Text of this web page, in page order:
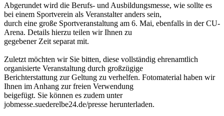
Abgerundet wird die Berufs- und Ausbildungsmesse, wie sollte es
bei einem Sportverein als Veranstalter anders sein,
durch eine große Sportveranstaltung am 6. Mai, ebenfalls in der CU-
Arena. Details hierzu teilen wir Ihnen zu
gegebener Zeit separat mit.
Zuletzt möchten wir Sie bitten, diese vollständig ehrenamtlich
organisierte Veranstaltung durch großzügige
Berichterstattung zur Geltung zu verhelfen. Fotomaterial haben wir
Ihnen im Anhang zur freien Verwendung
beigefügt. Sie können es zudem unter
jobmesse.suederelbe24.de/presse herunterladen.